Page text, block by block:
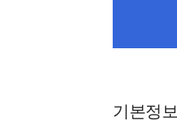
기본정보